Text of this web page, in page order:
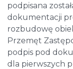
podpisana
dokumentacji
rozbudowę
Przemęt
podpis pod
dla pierwszych